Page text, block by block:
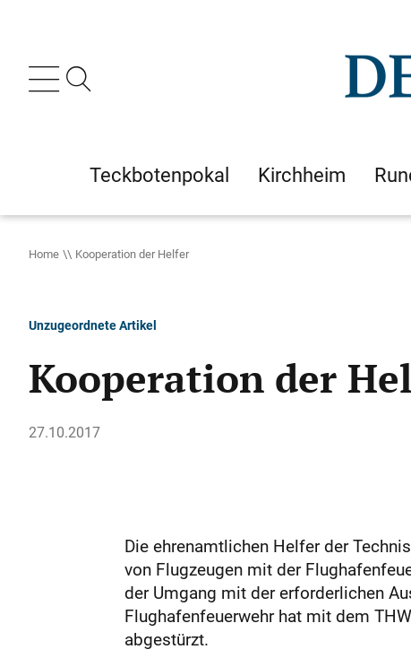
Teckbotenpokal Kirchheim
Home Kooperation der Helfer
Unzugeordnete Artikel
Kooperation der
27.10.2017
Die ehrenamtlichen Helfer der
von Flugzeugen mit der
der Umgang mit der erforderlichen
Flughafenfeuerwehr hat mit dem
abgestürzt.